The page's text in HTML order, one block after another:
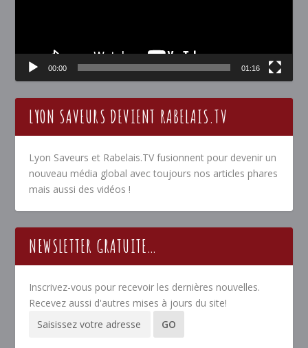
00:00 01:16
LYON SAVEURS DEVIENT RABELAIS.TV
Lyon Saveurs et Rabelais.TV fusionnent pour devenir un
nouveau média global avec toujours nos articles phares
mais aussi des vidéos !
NEWSLETTER GRATUITE…
Inscrivez-vous pour recevoir les dernières nouvelles.
Recevez aussi d'autres mises à jours du site!